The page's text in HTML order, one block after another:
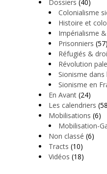
Dossiers (40)
Colonialisme
Histoire et
Impérialisme
Prisonniers (57)
Réfugiés &
Révolution
Sionisme
Sionisme en
En Avant (24)
Les calendriers
Mobilisations (6)
Mobilisation-
Non classé (6)
Tracts (10)
Vidéos (18)